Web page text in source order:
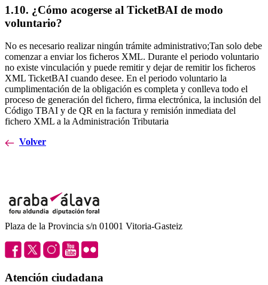
1.10. ¿Cómo acogerse al TicketBAI de modo
voluntario?
No es necesario realizar ningún trámite administrativo;Tan solo debe
comenzar a enviar los ficheros XML. Durante el periodo voluntario
no existe vinculación y puede remitir y dejar de remitir los ficheros
XML TicketBAI cuando desee. En el periodo voluntario la
cumplimentación de la obligación es completa y conlleva todo el
proceso de generación del fichero, firma electrónica, la inclusión del
Código TBAI y de QR en la factura y remisión inmediata del
fichero XML a la Administración Tributaria
Volver
Plaza de la Provincia s/n 01001 Vitoria-Gasteiz
Atención ciudadana